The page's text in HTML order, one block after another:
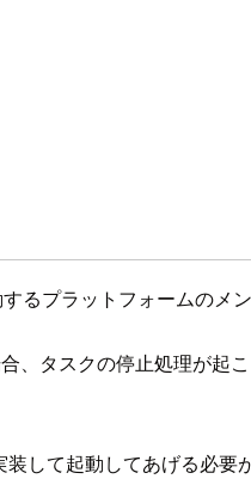
プラットフォームのメン
タスクの停止処理が起
して起動してあげる必要